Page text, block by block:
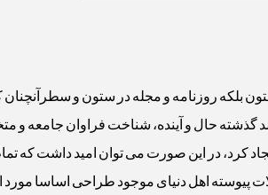
بلکه روزنامه و مجله در ستون و
گذشته حال و آینده، شناخت فراوان جامعه و
کرد، در این صورت می توان امید داشت که
پیوسته اهل دنیای موجود طراحی اساسا مورد